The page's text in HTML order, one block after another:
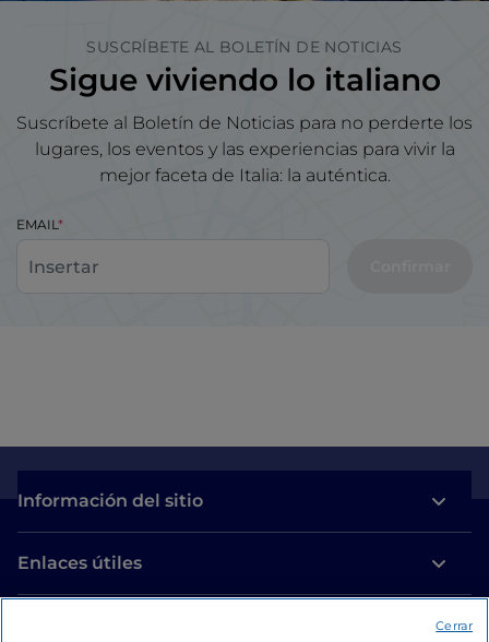
SUSCRÍBETE AL BOLETÍN DE NOTICIAS
Sigue viviendo lo italiano
Suscríbete al Boletín de Noticias para no perderte los
lugares, los eventos y las experiencias para vivir la
mejor faceta de Italia: la auténtica.
EMAIL
Información del sitio
Enlaces útiles
Cerrar